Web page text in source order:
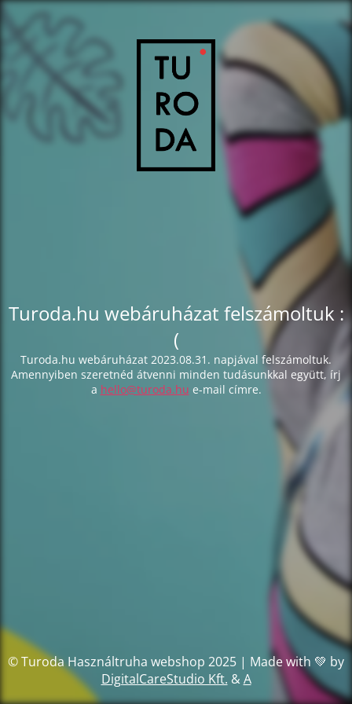
Turoda.hu webáruházat felszámoltuk :
(
Turoda.hu webáruházat 2023.08.31. napjával felszámoltuk.
Amennyiben szeretnéd átvenni minden tudásunkkal együtt, írj
a hello@turoda.hu e-mail címre.
© Turoda Használtruha webshop 2025 | Made with 💚 by
DigitalCareStudio Kft. &A